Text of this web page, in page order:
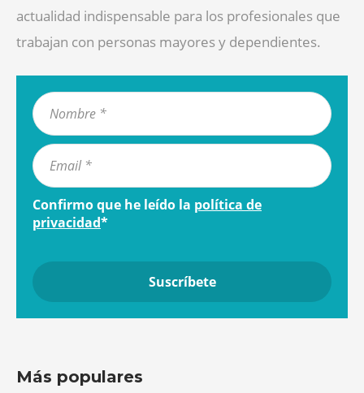
actualidad indispensable para los profesionales que
trabajan con personas mayores y dependientes.
Confirmo que he leído la política de
privacidad*
Más populares